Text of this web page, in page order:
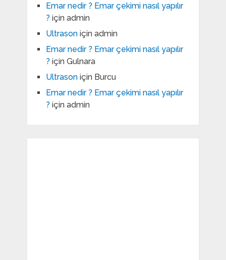
Emar nedir ? Emar çekimi nasıl yapılır
? için admin
Ultrasoniçin admin
Emar nedir ? Emar çekimi nasıl yapılır
? için Gulnara
Ultrasoniçin Burcu
Emar nedir ? Emar çekimi nasıl yapılır
? için admin